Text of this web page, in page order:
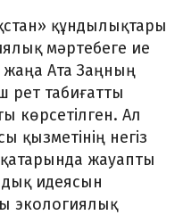
құндылықтары
мәртебеге ие
Ата Заңның
рет табиғатты
көрсетілген. Ал
қызметінің негіз
жауапты
идеясын
экологиялық